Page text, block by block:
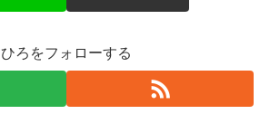
ひろをフォローする